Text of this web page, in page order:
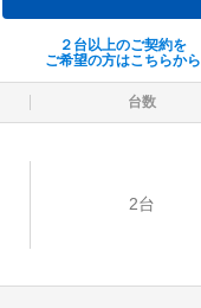
２台以上のご契約を
ご希望の方はこちらから
台数
2台